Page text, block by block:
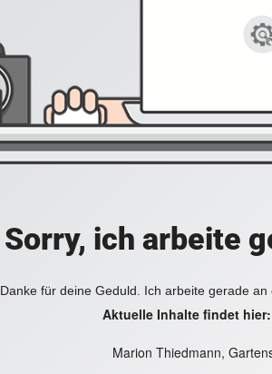
Sorry, ich arbeite
Danke für deine Geduld. Ich arbeite gerade
Aktuelle Inhalte findet hier:
Marion Thiedmann,